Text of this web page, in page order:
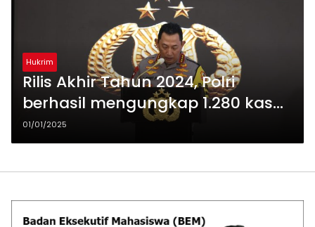
Hukrim
Rilis Akhir Tahun 2024, Polri
berhasil mengungkap 1.280 kasus
korupsi
01/01/2025